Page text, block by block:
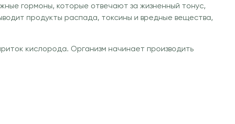
гормоны, которые отвечают за жизненный тонус,
продукты распада, токсины и вредные вещества,
кислорода. Организм начинает производить